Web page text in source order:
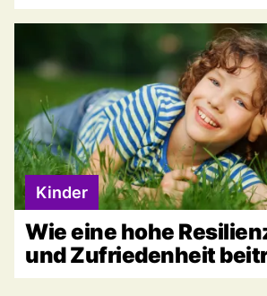
Kinder
Wie eine hohe
und Zufriedenheit